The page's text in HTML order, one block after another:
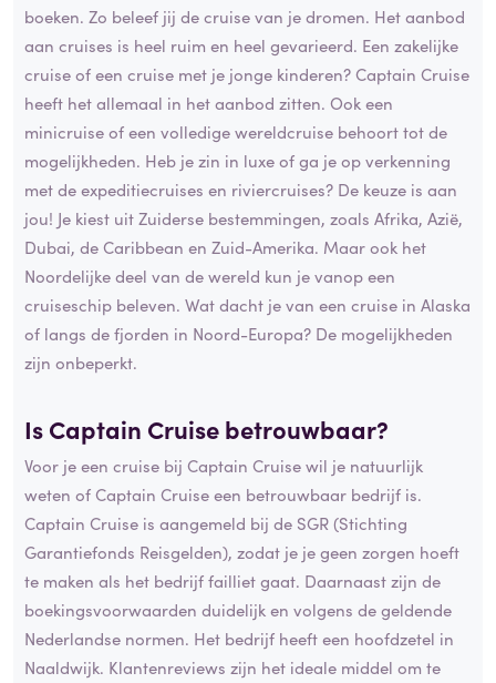
boeken. Zo beleef jij de cruise van je dromen. Het aanbod
aan cruises is heel ruim en heel gevarieerd. Een zakelijke
cruise of een cruise met je jonge kinderen? Captain Cruise
heeft het allemaal in het aanbod zitten. Ook een
minicruise of een volledige wereldcruise behoort tot de
mogelijkheden. Heb je zin in luxe of ga je op verkenning
met de expeditiecruises en riviercruises? De keuze is aan
jou! Je kiest uit Zuiderse bestemmingen, zoals Afrika, Azië,
Dubai, de Caribbean en Zuid-Amerika. Maar ook het
Noordelijke deel van de wereld kun je vanop een
cruiseschip beleven. Wat dacht je van een cruise in Alaska
of langs de fjorden in Noord-Europa? De mogelijkheden
zijn onbeperkt.
Is Captain Cruise betrouwbaar?
Voor je een cruise bij Captain Cruise wil je natuurlijk
weten of Captain Cruise een betrouwbaar bedrijf is.
Captain Cruise is aangemeld bij de SGR (Stichting
Garantiefonds Reisgelden), zodat je je geen zorgen hoeft
te maken als het bedrijf failliet gaat. Daarnaast zijn de
boekingsvoorwaarden duidelijk en volgens de geldende
Nederlandse normen. Het bedrijf heeft een hoofdzetel in
Naaldwijk. Klantenreviews zijn het ideale middel om te